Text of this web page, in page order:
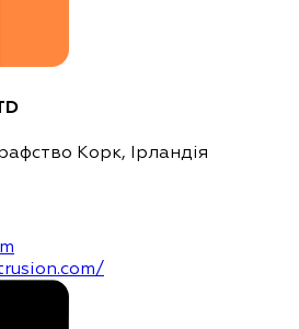
Корк, Ірландія